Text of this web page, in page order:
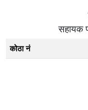
सहायक
कोठा नं